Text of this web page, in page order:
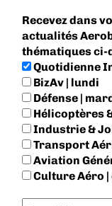
Recevez dans
actualités
thématiques ci-
Quotidienne
BizAv | lundi
Défense |
Hélicoptères
Industrie &
Transport
Aviation
Culture Aéro